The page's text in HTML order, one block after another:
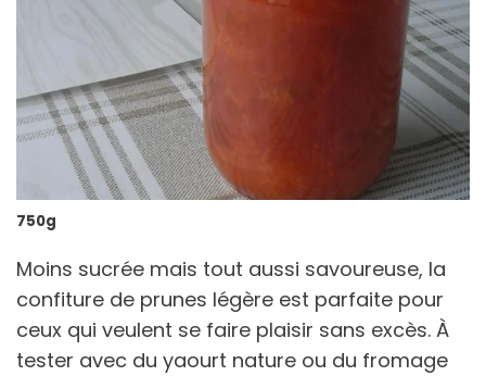
750g
Moins sucrée mais tout aussi savoureuse, la
confiture de prunes légère est parfaite pour
ceux qui veulent se faire plaisir sans excès. À
tester avec du yaourt nature ou du fromage